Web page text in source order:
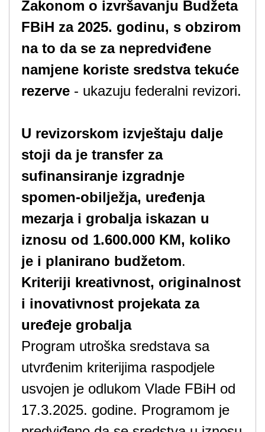
Zakonom o izvršavanju Budžeta
FBiH za 2025. godinu, s obzirom
na to da se za nepredviđene
namjene koriste sredstva tekuće
rezerve - ukazuju federalni revizori.
U revizorskom izvještaju dalje
stoji da je transfer za
sufinansiranje izgradnje
spomen-obilježja, uređenja
mezarja i grobalja iskazan u
iznosu od 1.600.000 KM, koliko
je i planirano budžetom.
Kriteriji kreativnost, originalnost
i inovativnost projekata za
uređeje grobalja
Program utroška sredstava sa
utvrđenim kriterijima raspodjele
usvojen je odlukom Vlade FBiH od
17.3.2025. godine. Programom je